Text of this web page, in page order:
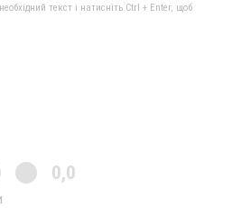
текст і натисніть Ctrl + Enter, щоб
0,0